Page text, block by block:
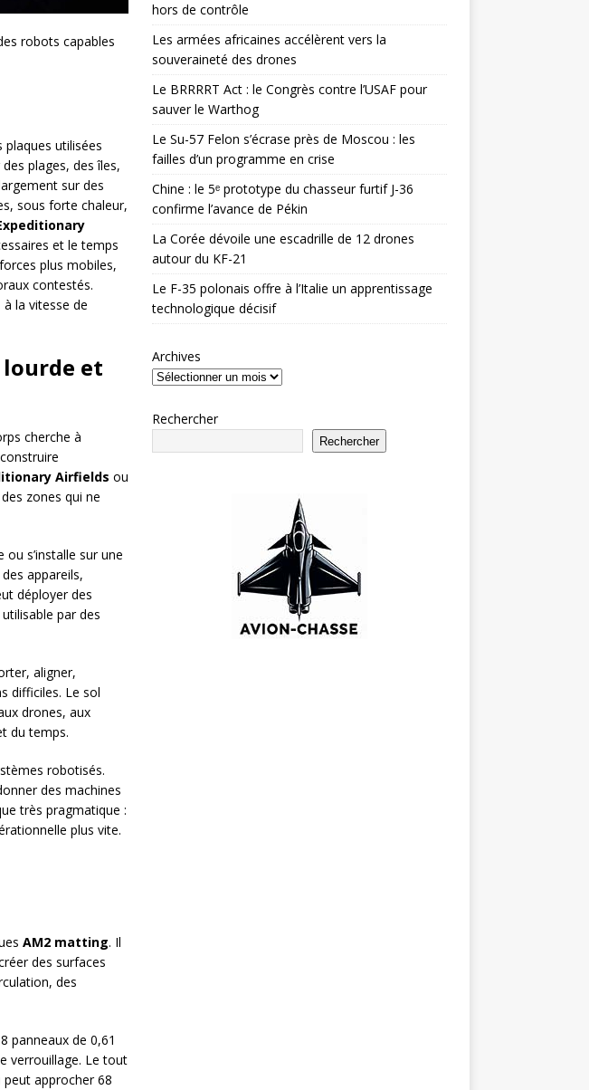
robots capables
plaques utilisées
plages, des îles,
sur des
sous forte chaleur,
et le temps
plus mobiles,
contestés.
la vitesse de
et
cherche à
Airfields ou
zones qui ne
s’installe sur une
appareils,
déployer des
par des
aligner,
difficiles. Le sol
drones, aux
du temps.
robotisés.
des machines
très pragmatique :
plus vite.
AM2 matting. Il
des surfaces
des
panneaux de 0,61
verrouillage. Le tout
peut approcher 68
hors de contrôle
Les armées africaines accélèrent vers la
souveraineté des drones
Le BRRRRT Act : le Congrès contre l’USAF pour
sauver le Warthog
Le Su-57 Felon s’écrase près de Moscou : les
failles d’un programme en crise
Chine : le 5ᵉ prototype du chasseur furtif J-36
confirme l’avance de Pékin
La Corée dévoile une escadrille de 12 drones
autour du KF-21
Le F-35 polonais offre à l’Italie un apprentissage
technologique décisif
Archives
Rechercher
Rechercher